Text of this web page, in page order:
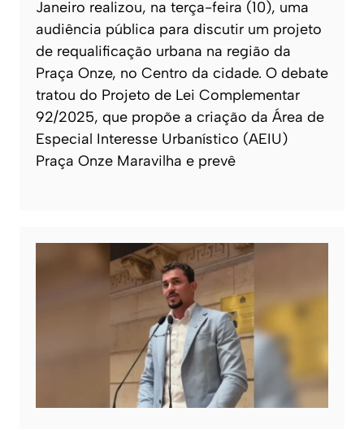
Janeiro realizou, na terça-feira (10), uma
audiência pública para discutir um projeto
de requalificação urbana na região da
Praça Onze, no Centro da cidade. O debate
tratou do Projeto de Lei Complementar
92/2025, que propõe a criação da Área de
Especial Interesse Urbanístico (AEIU)
Praça Onze Maravilha e prevê